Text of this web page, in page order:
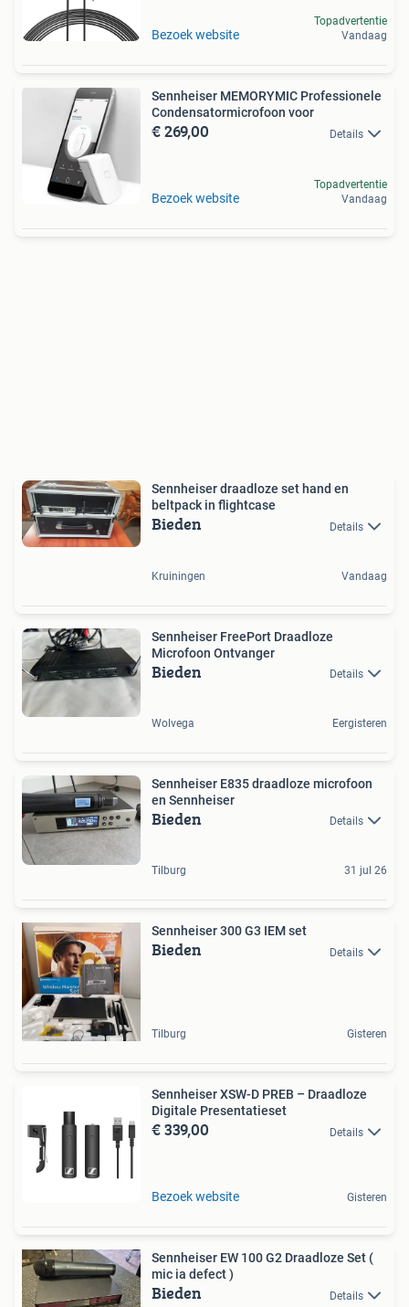
Bezoek website
Topadvertentie
Vandaag
Sennheiser MEMORYMIC Professionele
Condensatormicrofoon voor
€ 269,00 Details
Bezoek website
Topadvertentie
Vandaag
Sennheiser draadloze set hand en
beltpack in flightcase
Bieden Details
Kruiningen Vandaag
Sennheiser FreePort Draadloze
Microfoon Ontvanger
Bieden Details
Wolvega Eergisteren
Sennheiser E835 draadloze microfoon
en Sennheiser
Bieden Details
Tilburg 31 jul 26
Sennheiser 300 G3 IEM set
Bieden Details
Tilburg Gisteren
Sennheiser XSW-D PREB – Draadloze
Digitale Presentatieset
€ 339,00 Details
Bezoek website Gisteren
Sennheiser EW 100 G2 Draadloze Set (
mic ia defect )
Bieden Details